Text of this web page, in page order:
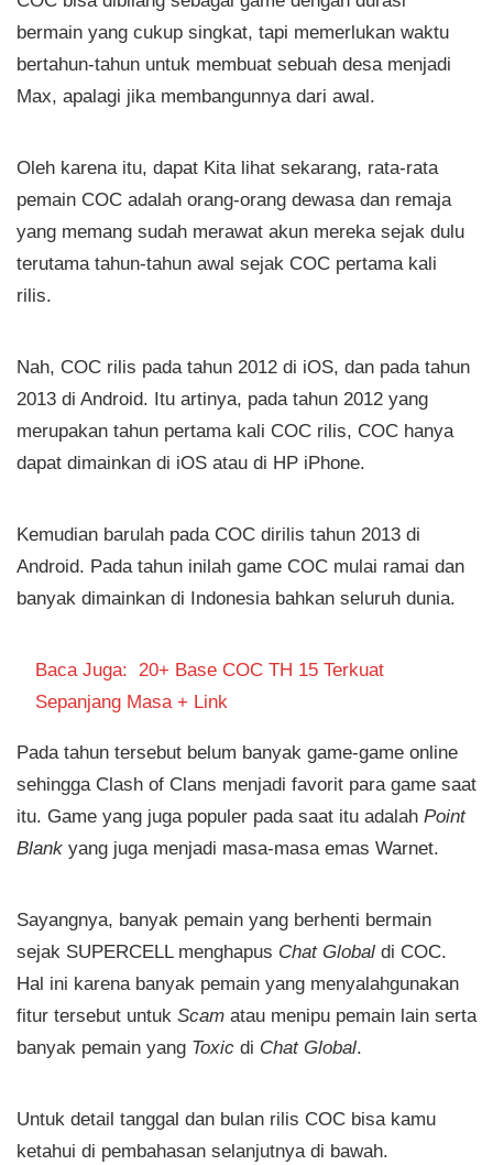
bermain yang cukup singkat, tapi memerlukan waktu
bertahun-tahun untuk membuat sebuah desa menjadi
Max, apalagi jika membangunnya dari awal.
Oleh karena itu, dapat Kita lihat sekarang, rata-rata
pemain COC adalah orang-orang dewasa dan remaja
yang memang sudah merawat akun mereka sejak dulu
terutama tahun-tahun awal sejak COC pertama kali
rilis.
Nah, COC rilis pada tahun 2012 di iOS, dan pada tahun
2013 di Android. Itu artinya, pada tahun 2012 yang
merupakan tahun pertama kali COC rilis, COC hanya
dapat dimainkan di iOS atau di HP iPhone.
Kemudian barulah pada COC dirilis tahun 2013 di
Android. Pada tahun inilah game COC mulai ramai dan
banyak dimainkan di Indonesia bahkan seluruh dunia.
Baca Juga: 20+ Base COC TH 15 Terkuat
Sepanjang Masa + Link
Pada tahun tersebut belum banyak game-game online
sehingga Clash of Clans menjadi favorit para game saat
itu. Game yang juga populer pada saat itu adalah Point
Blank yang juga menjadi masa-masa emas Warnet.
Sayangnya, banyak pemain yang berhenti bermain
sejak SUPERCELL menghapus Chat Global di COC.
Hal ini karena banyak pemain yang menyalahgunakan
fitur tersebut untuk Scam atau menipu pemain lain serta
banyak pemain yang Toxic di Chat Global.
Untuk detail tanggal dan bulan rilis COC bisa kamu
ketahui di pembahasan selanjutnya di bawah.